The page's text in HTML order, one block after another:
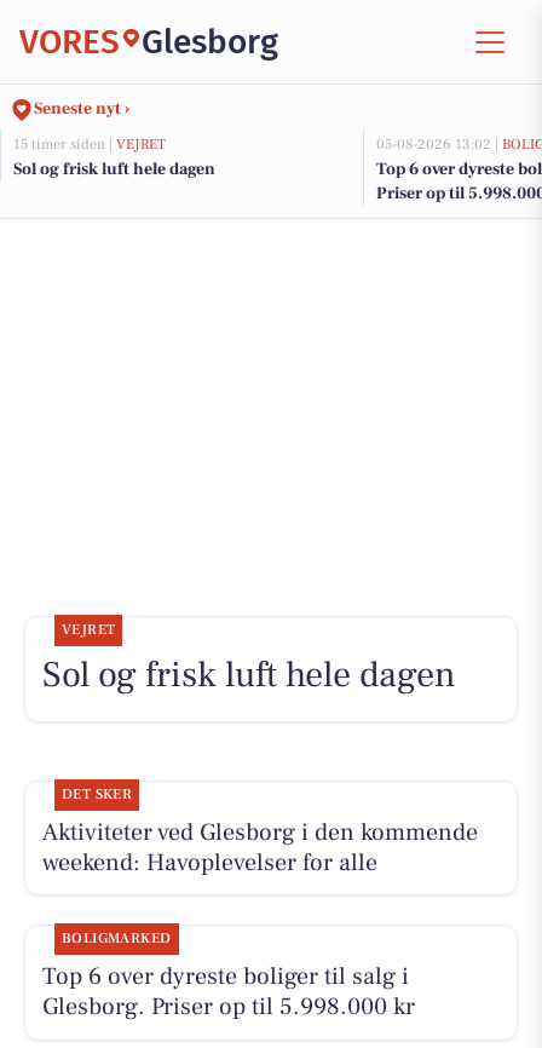
VORES Glesborg
Seneste nyt ›
15 timer siden | VEJRET
Sol og frisk luft hele dagen
05-08-2026 13:02 |
Top 6 over dyreste
Priser op til
VEJRET
Sol og frisk luft hele dagen
DET SKER
Aktiviteter ved Glesborg i den kommende
weekend: Havoplevelser for alle
BOLIGMARKED
Top 6 over dyreste boliger til salg i
Glesborg. Priser op til 5.998.000 kr